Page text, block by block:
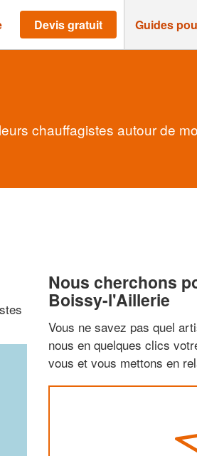
Devis gratuit Guides
chauffagistes autour de
Nous cherchons
Boissy-l'Aillerie
Vous ne savez pas quel
nous en quelques clics
vous et vous mettons en